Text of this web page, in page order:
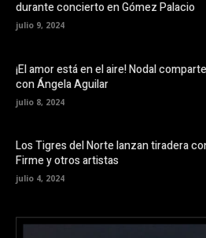
durante concierto en Gómez Palacio
julio 9, 2024
¡El amor está en el aire! Nodal
con Ángela Aguilar
julio 8, 2024
Los Tigres del Norte lanzan tiradera
Firme y otros artistas
julio 4, 2024